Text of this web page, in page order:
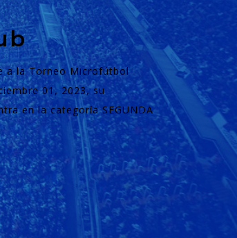
a la Torneo Microfútbol
01, 2023, su
en la categoría SEGUNDA